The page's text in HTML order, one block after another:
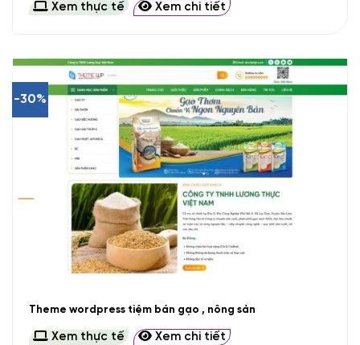
Xem thực tế Xem chi tiết
-30%
Theme wordpress tiệm bán gạo , nông sản
Xem thực tế Xem chi tiết